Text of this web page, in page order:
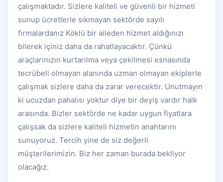
çalışmaktadır. Sizlere kaliteli ve güvenli bir hizmeti
sunup ücretlerle sıkmayan sektörde sayılı
firmalardanız Köklü bir aileden hizmet aldığınızı
bilerek içiniz daha da rahatlayacaktır. Çünkü
araçlarınızın kurtarılma veya çekilmesi esnasında
tecrübeli olmayan alanında uzman olmayan ekiplerle
çalışmak sizlere daha da zarar verecektir. Unutmayın
ki ucuzdan pahalısı yoktur diye bir deyiş vardır halk
arasında. Bizler sektörde ne kadar uygun fiyatlara
çalışsak da sizlere kaliteli hizmetin anahtarını
sunuyoruz. Tercih yine de siz değerli
müşterilerimizin. Biz her zaman burada bekliyor
olacağız.